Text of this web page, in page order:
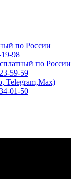
по России
98
по России
59-59
Telegram,Max)
01-50